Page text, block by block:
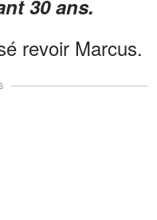
30 ans.
revoir Marcus.